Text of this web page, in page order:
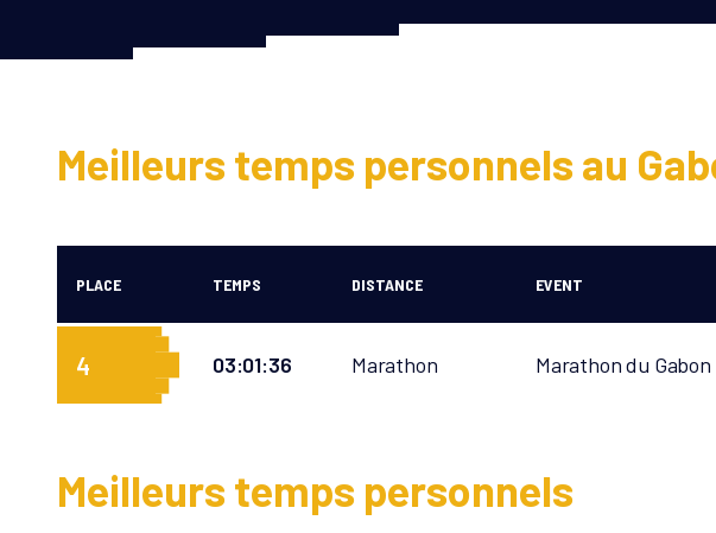
Meilleurs temps personnels au
PLACE TEMPS DISTANCE EVENT
4 03:01:36 Marathon Marathon du Gabon
Meilleurs temps personnels